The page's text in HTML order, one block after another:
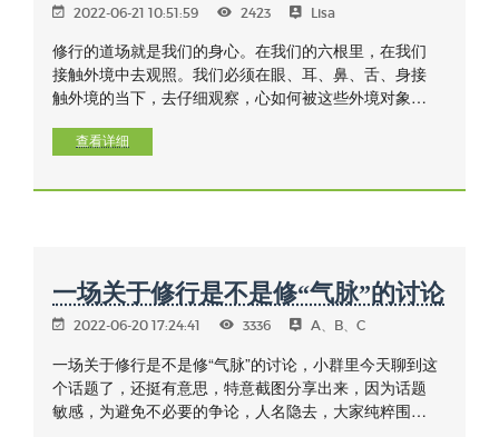
2022-06-21 10:51:59 2423 Lisa
修行的道场就是我们的身心。在我们的六根里，在我们
接触外境中去观照。我们必须在眼、耳、鼻、舌、身接
触外境的当下，去仔细观察，心如何被这些外境对象引
行为，以及一连串的喜恶、分别的制约反应。修行就是
观察自己的内心世界，并从当下超越与放下。
查看详细
一场关于修行是不是修“气脉”的讨论
2022-06-20 17:24:41 3336 A、B、C
一场关于修行是不是修“气脉”的讨论，小群里今天聊到这
个话题了，还挺有意思，特意截图分享出来，因为话题
敏感，为避免不必要的争论，人名隐去，大家纯粹围观